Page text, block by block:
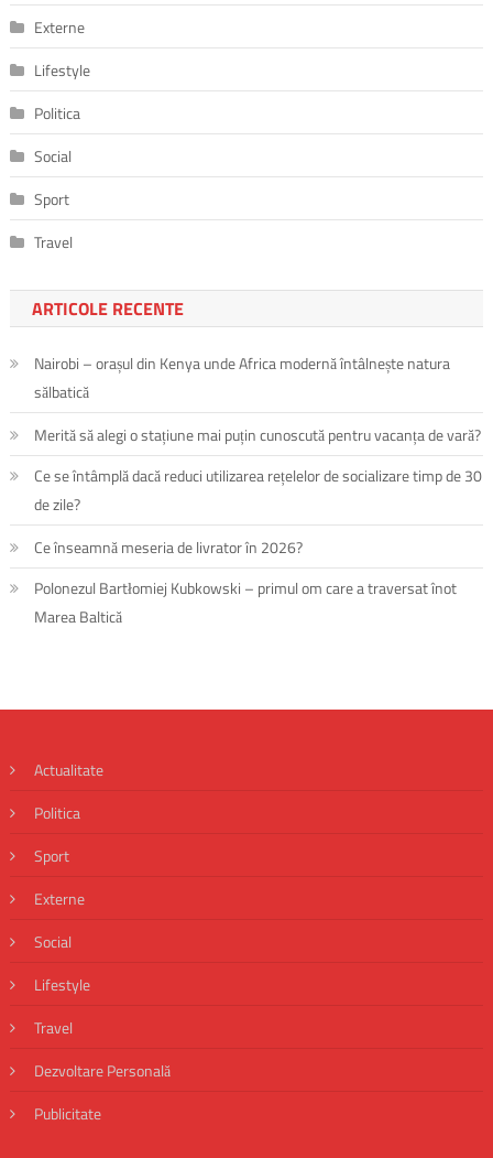
Externe
Lifestyle
Politica
Social
Sport
Travel
ARTICOLE RECENTE
Nairobi – orașul din Kenya unde Africa modernă întâlnește natura
sălbatică
Merită să alegi o stațiune mai puțin cunoscută pentru vacanța de vară?
Ce se întâmplă dacă reduci utilizarea rețelelor de socializare timp de 30
de zile?
Ce înseamnă meseria de livrator în 2026?
Polonezul Bartłomiej Kubkowski – primul om care a traversat înot
Marea Baltică
Actualitate
Politica
Sport
Externe
Social
Lifestyle
Travel
Dezvoltare Personală
Publicitate